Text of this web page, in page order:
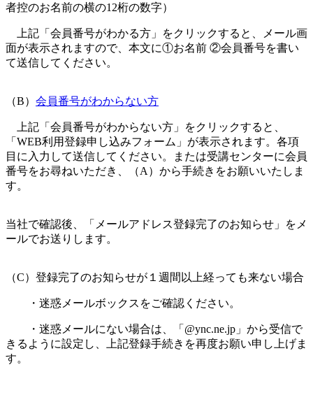
者控のお名前の横の12桁の数字）
上記「会員番号がわかる方」をクリックすると、メール画
面が表示されますので、本文に①お名前 ②会員番号を書い
て送信してください。
（B） 会員番号がわからない方
上記「会員番号がわからない方」をクリックすると、
「WEB利用登録申し込みフォーム」が表示されます。各項
目に入力して送信してください。または受講センターに会員
番号をお尋ねいただき、（A）から手続きをお願いいたしま
す。
当社で確認後、「メールアドレス登録完了のお知らせ」をメ
ールでお送りします。
（C）登録完了のお知らせが１週間以上経っても来ない場合
・迷惑メールボックスをご確認ください。
・迷惑メールにない場合は、「@ync.ne.jp」から受信で
きるように設定し、上記登録手続きを再度お願い申し上げま
す。